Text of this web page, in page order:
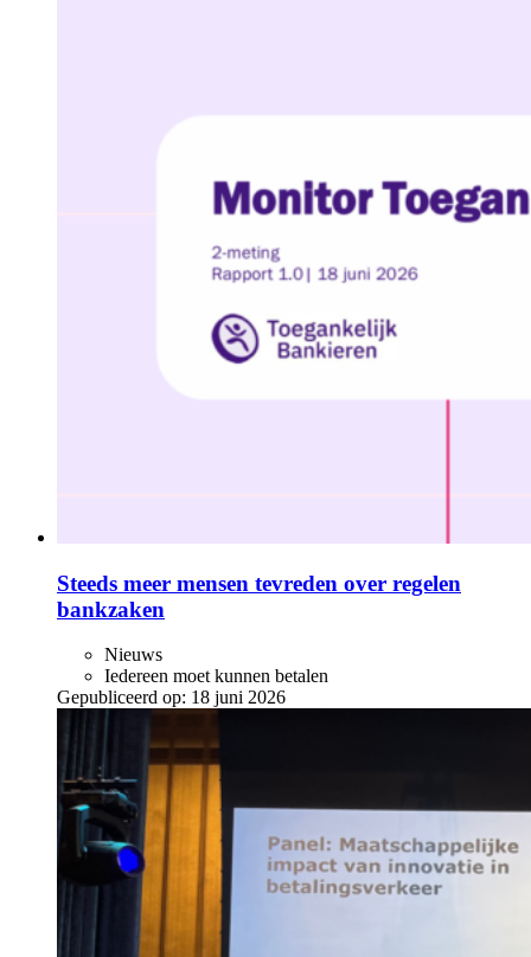
Steeds meer mensen tevreden over regelen
bankzaken
Nieuws
Iedereen moet kunnen betalen
Gepubliceerd op: 18 juni 2026